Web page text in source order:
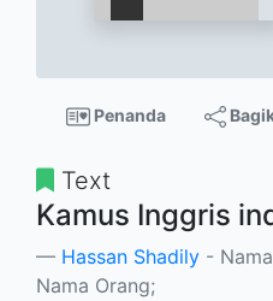
Penanda
Text
Kamus Inggris
Hassan Shadily -
Nama Orang;